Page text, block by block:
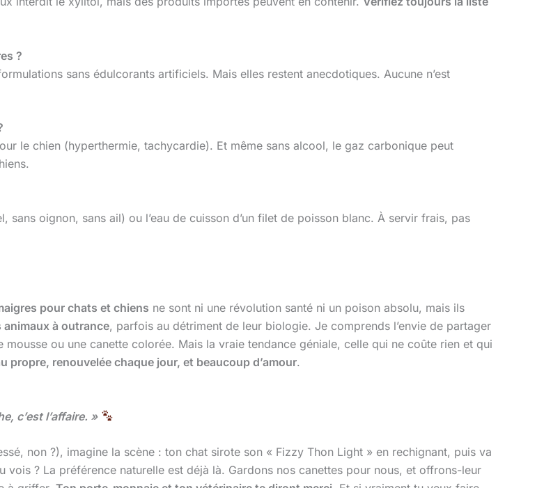
?
sans édulcorants artificiels. Mais elles restent anecdotiques. Aucune n’est
le chien (hyperthermie, tachycardie). Et même sans alcool, le gaz carbonique peut
oignon, sans ail) ou l’eau de cuisson d’un filet de poisson blanc. À servir frais, pas
pour chats et chiens ne sont ni une révolution santé ni un poison absolu, mais ils
animaux à outrance, parfois au détriment de leur biologie. Je comprends l’envie de partager
ou une canette colorée. Mais la vraie tendance géniale, celle qui ne coûte rien et qui
propre, renouvelée chaque jour, et beaucoup d’amour.
c’est l’affaire. »
non ?), imagine la scène : ton chat sirote son « Fizzy Thon Light » en rechignant, puis va
vois ? La préférence naturelle est déjà là. Gardons nos canettes pour nous, et offrons-leur